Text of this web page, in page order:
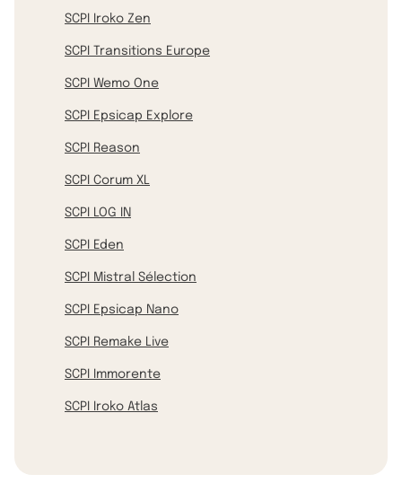
SCPI Iroko Zen
SCPI Transitions Europe
SCPI Wemo One
SCPI Epsicap Explore
SCPI Reason
SCPI Corum XL
SCPI LOG IN
SCPI Eden
SCPI Mistral Sélection
SCPI Epsicap Nano
SCPI Remake Live
SCPI Immorente
SCPI Iroko Atlas